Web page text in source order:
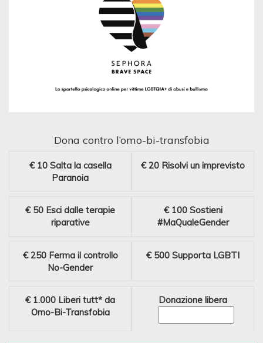
Dona contro l’omo-bi-transfobia
€ 10 Salta la casella
Paranoia
€ 20 Risolvi un imprevisto
€ 50 Esci dalle terapie
riparative
€ 100 Sostieni
#MaQualeGender
€ 250 Ferma il controllo
No-Gender
€ 500 Supporta LGBTI
€ 1.000 Liberi tutt* da
Omo-Bi-Transfobia
Donazione libera